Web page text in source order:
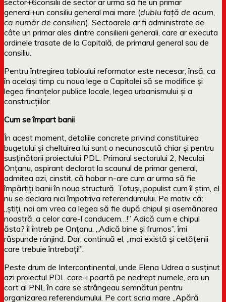
general+un consiliu general mai mare (dublu față de acum,
ca număr de consilieri). Sectoarele ar fi administrate de
câte un primar ales dintre consilierii generali, care ar executa
ordinele trasate de la Capitală, de primarul general sau de
consiliu.
Pentru întregirea tabloului reformator este necesar, însă, ca
în același timp cu noua lege a Capitalei să se modifice și
legea finanțelor publice locale, legea urbanismului și a
construcțiilor.
Cum se împart banii
În acest moment, detaliile concrete privind constituirea
bugetului și cheltuirea lui sunt o necunoscută chiar și pentru
susținătorii proiectului PDL. Primarul sectorului 2, Neculai
Onțanu, aspirant declarat la scaunul de primar general,
admitea azi, cinstit, că habar n-are cum ar urma să fie
împărțiți banii în noua structură. Totuși, populist cum îl știm, el
nu se declara nici împotriva referendumului. Pe motiv că:
„știți, noi am vrea ca legea să fie după chipul și asemănarea
noastră, a celor care-l conducem…!” Adică cum e chipul
ăsta? îl întreb pe Onțanu. „Adică bine și frumos”, îmi
răspunde rânjind. Dar, continuă el, „mai există și cetățenii
care trebuie întrebați!”.
Peste drum de Intercontinental, unde Elena Udrea a susținut
azi proiectul PDL care-i poartă pe nedrept numele, era un
cort al PNL în care se strângeau semnături pentru
organizarea referendumului. Pe cort scria mare „Apără